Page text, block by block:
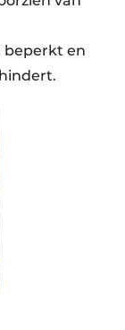
beperkt en